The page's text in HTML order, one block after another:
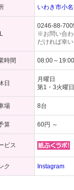
いわき市小
0246-88-
※お問い合わ
だければ幸い
時間 08:00～19:00
日
月曜日
第1・3火曜日
場 8台
算 60円 ～
ビス
ク Instagram